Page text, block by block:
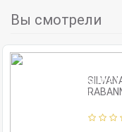
Вы смотрели